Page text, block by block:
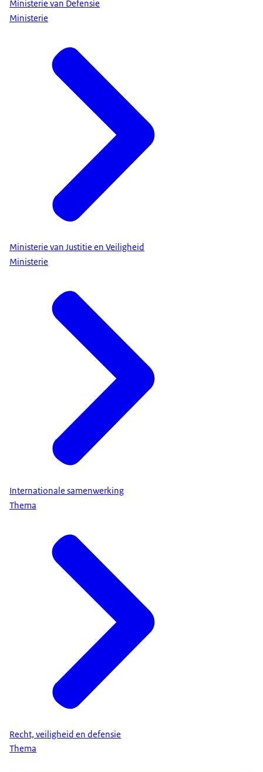
Ministerie van Defensie
Ministerie
Ministerie van Justitie en Veiligheid
Ministerie
Internationale samenwerking
Thema
Recht, veiligheid en defensie
Thema